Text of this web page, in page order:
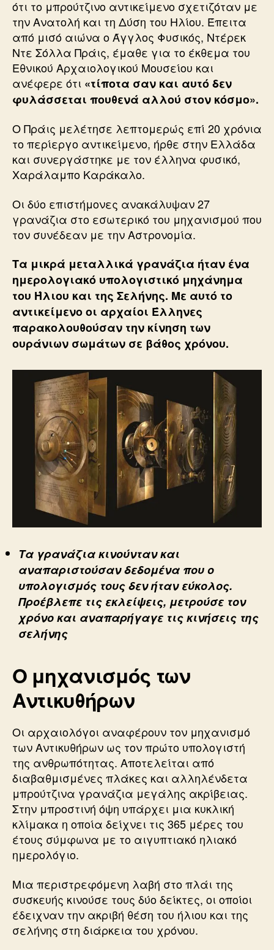
ότι το μπρούτζινο αντικείμενο σχετιζόταν με
την Ανατολή και τη Δύση του Ηλίου. Έπειτα
από μισό αιώνα ο Άγγλος Φυσικός, Ντέρεκ
Ντε Σόλλα Πράις, έμαθε για το έκθεμα του
Εθνικού Αρχαιολογικού Μουσείου και
ανέφερε ότι «τίποτα σαν και αυτό δεν
φυλάσσεται πουθενά αλλού στον κόσμο».
Ο Πράις μελέτησε λεπτομερώς επί 20 χρόνια
το περίεργο αντικείμενο, ήρθε στην Ελλάδα
και συνεργάστηκε με τον έλληνα φυσικό,
Χαράλαμπο Καράκαλο.
Οι δύο επιστήμονες ανακάλυψαν 27
γρανάζια στο εσωτερικό του μηχανισμού που
τον συνέδεαν με την Αστρονομία.
Τα μικρά μεταλλικά γρανάζια ήταν ένα
ημερολογιακό υπολογιστικό μηχάνημα
του Ήλιου και της Σελήνης. Με αυτό το
αντικείμενο οι αρχαίοι Έλληνες
παρακολουθούσαν την κίνηση των
ουράνιων σωμάτων σε βάθος χρόνου.
Τα γρανάζια κινούνταν και
αναπαριστούσαν δεδομένα που ο
υπολογισμός τους δεν ήταν εύκολος.
Προέβλεπε τις εκλείψεις, μετρούσε τον
χρόνο και αναπαρήγαγε τις κινήσεις της
σελήνης
Ο μηχανισμός των
Αντικυθήρων
Οι αρχαιολόγοι αναφέρουν τον μηχανισμό
των Αντικυθήρων ως τον πρώτο υπολογιστή
της ανθρωπότητας. Αποτελείται από
διαβαθμισμένες πλάκες και αλληλένδετα
μπρούτζινα γρανάζια μεγάλης ακρίβειας.
Στην μπροστινή όψη υπάρχει μια κυκλική
κλίμακα η οποία δείχνει τις 365 μέρες του
έτους σύμφωνα με το αιγυπτιακό ηλιακό
ημερολόγιο.
Μια περιστρεφόμενη λαβή στο πλάι της
συσκευής κινούσε τους δύο δείκτες, οι οποίοι
έδειχναν την ακριβή θέση του ήλιου και της
σελήνης στη διάρκεια του χρόνου.